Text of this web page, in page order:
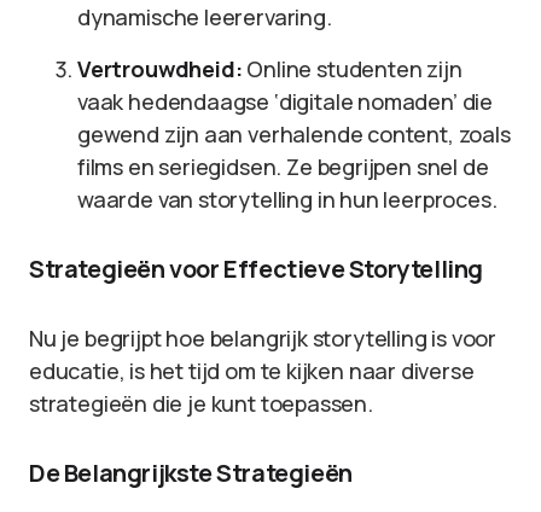
dynamische leerervaring.
Vertrouwdheid: Online studenten zijn
vaak hedendaagse ‘digitale nomaden’ die
gewend zijn aan verhalende content, zoals
films en seriegidsen. Ze begrijpen snel de
waarde van storytelling in hun leerproces.
Strategieën voor Effectieve Storytelling
Nu je begrijpt hoe belangrijk storytelling is voor
educatie, is het tijd om te kijken naar diverse
strategieën die je kunt toepassen.
De Belangrijkste Strategieën